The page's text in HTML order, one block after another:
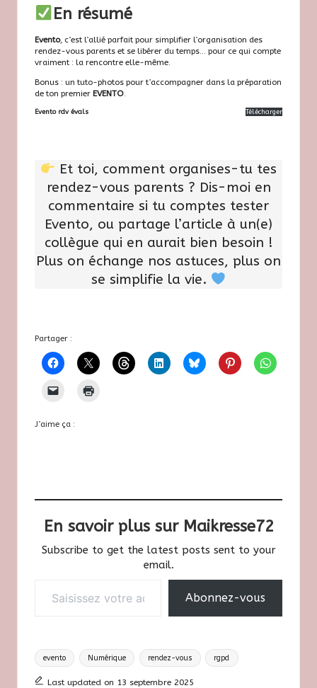
En résumé
Evento, c’est l’allié parfait pour simplifier l’organisation des
rendez-vous parents et se libérer du temps… pour ce qui compte
vraiment : la rencontre elle-même.
Bonus : un tuto-photos pour t’accompagner dans la préparation
de ton premier EVENTO
Evento rdv évals Télécharger
Et toi, comment organises-tu tes
rendez-vous parents ? Dis-moi en
commentaire si tu comptes tester
Evento, ou partage l’article à un(e)
collègue qui en aurait bien besoin !
Plus on échange nos astuces, plus on
se simplifie la vie.
Partager :
J’aime ça :
En savoir plus sur Maikresse72
Subscribe to get the latest posts sent to your
email.
Abonnez-vous
Tags:
evento Numérique rendez-vous rgpd
Last updated on 13 septembre 2025